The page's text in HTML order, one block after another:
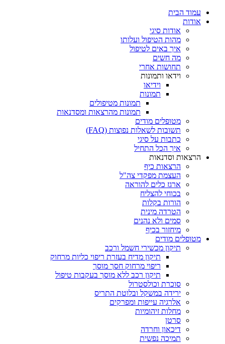
עמוד הבית
אודות
אודות סיגי
מהות הטיפול ועלותו
איך באים לטיפול
מה חשים
תחושות אחרי
וידאו ותמונות
וידיאו
תמונות
תמונות מטיפולים
תמונות מהרצאות ומסדנאות
מטופלים מודים
תשובות לשאלות נפוצות (FAQ)
כתבות על סיגי
איך הכל התחיל
הרצאות וסדנאות
הרצאות כיף
העצמת מפקדי צה"ל
ארגז כלים להוראה
בכוחי להצליח
הורות בקלות
הטרדה מינית
סמים ולא נהנים
מיחזור בכיף
מטופלים מודים
תיקון מכשירי חשמל ורכב
תיקון מדיח בעזרת ריפוי כליות מרחוק
ריפוי מרחוק חסך מוסך
תיקון רכב ללא מוסך בעקבות טיפול
סוכרת וכולסטרול
ירידה במשקל ובלוטת התריס
אלרגיה עייפות ומפרקים
מחלות זיהומיות
סרטן
דיכאון וחרדה
תמיכה נפשית